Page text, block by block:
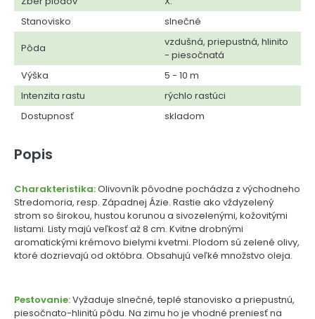
Stanovisko
slnečné
Pôda
vzdušná, priepustná, hlinito
- piesočnatá
Výška
5 - 10 m
Intenzita rastu
rýchlo rastúci
Dostupnosť
skladom
Popis
Charakteristika:Olivovník pôvodne pochádza z východneho
Stredomoria, resp. Západnej Ázie. Rastie ako vždyzelený
strom so širokou, hustou korunou a sivozelenými, kožovitými
listami. Listy majú veľkosť až 8 cm. Kvitne drobnými
aromatickými krémovo bielymi kvetmi. Plodom sú zelené olivy,
ktoré dozrievajú od októbra. Obsahujú veľké množstvo oleja.
Pestovanie:Vyžaduje slnečné, teplé stanovisko a priepustnú,
piesočnato-hlinitú pôdu. Na zimu ho je vhodné preniesť na